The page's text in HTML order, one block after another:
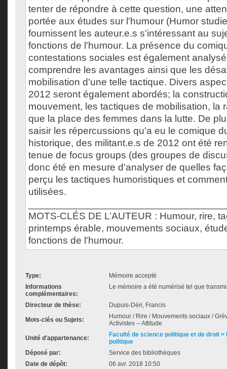
tenter de répondre à cette question, une
portée aux études sur l'humour (Humor
fournissent les auteur.e.s s'intéressant au
fonctions de l'humour. La présence du
contestations sociales est également
comprendre les avantages ainsi que les
mobilisation d'une telle tactique. Divers
2012 seront également abordés; la
mouvement, les tactiques de mobilisation, la
que la place des femmes dans la lutte. De
saisir les répercussions qu'a eu le comique
historique, des militant.e.s de 2012 ont été
tenue de focus groups (des groupes de
donc été en mesure d'analyser de quelles
perçu les tactiques humoristiques et
utilisées.
MOTS-CLÉS DE L’AUTEUR : Humour, rire,
printemps érable, mouvements sociaux,
fonctions de l'humour.
Type:
Mémoire accepté
Informations
complémentaires:
Le mémoire a été numérisé tel que
Directeur de thèse: Dupuis-Déri, Francis
Mots-clés ou Sujets:
Humour / Rire / Mouvements sociaux /
Activistes -- Attitude
Unité d'appartenance:
Faculté de science politique et de droit
politique
Déposé par:
Service des bibliothèques
Date de dépôt:
06 avr. 2018 10:50